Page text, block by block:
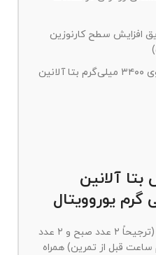
افزایش سطح کارنوزین
تحت لیسانس آلمان و حاوی ۳۴۰۰ میلی‌گرم بتا آلانین
آلانین
بزرگسالان روزانه ۴ عدد قرص (ترجیحاً ۲ عدد صبح و ۲ عدد
۴ عددی نیم ساعت قبل از تمرین) همراه